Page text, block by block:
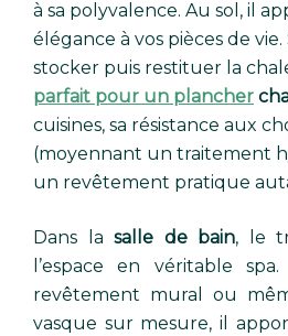
à sa polyvalence. Au sol, il
élégance à vos pièces de vie.
stocker puis restituer la
parfait pour un plancher
cuisines, sa résistance aux
(moyennant un traitement
un revêtement pratique
Dans la salle de bain, le
l’espace en véritable
revêtement mural ou
vasque sur mesure, il